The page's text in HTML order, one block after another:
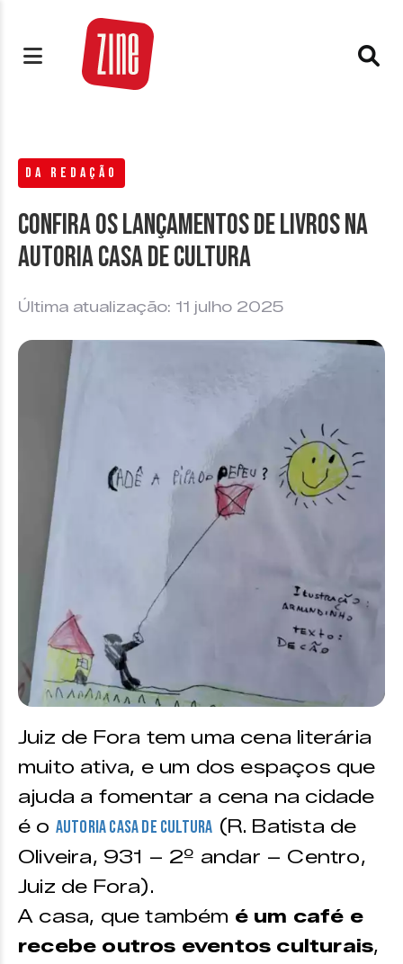
DA REDAÇÃO
Confira os Lançamentos de Livros na
Autoria Casa de Cultura
Última atualização: 11 julho 2025
Juiz de Fora tem uma cena literária
muito ativa, e um dos espaços que
ajuda a fomentar a cena na cidade
é o Autoria Casa de Cultura (R. Batista de
Oliveira, 931 – 2º andar – Centro,
Juiz de Fora).
A casa, que também é um café e
recebe outros eventos culturais,